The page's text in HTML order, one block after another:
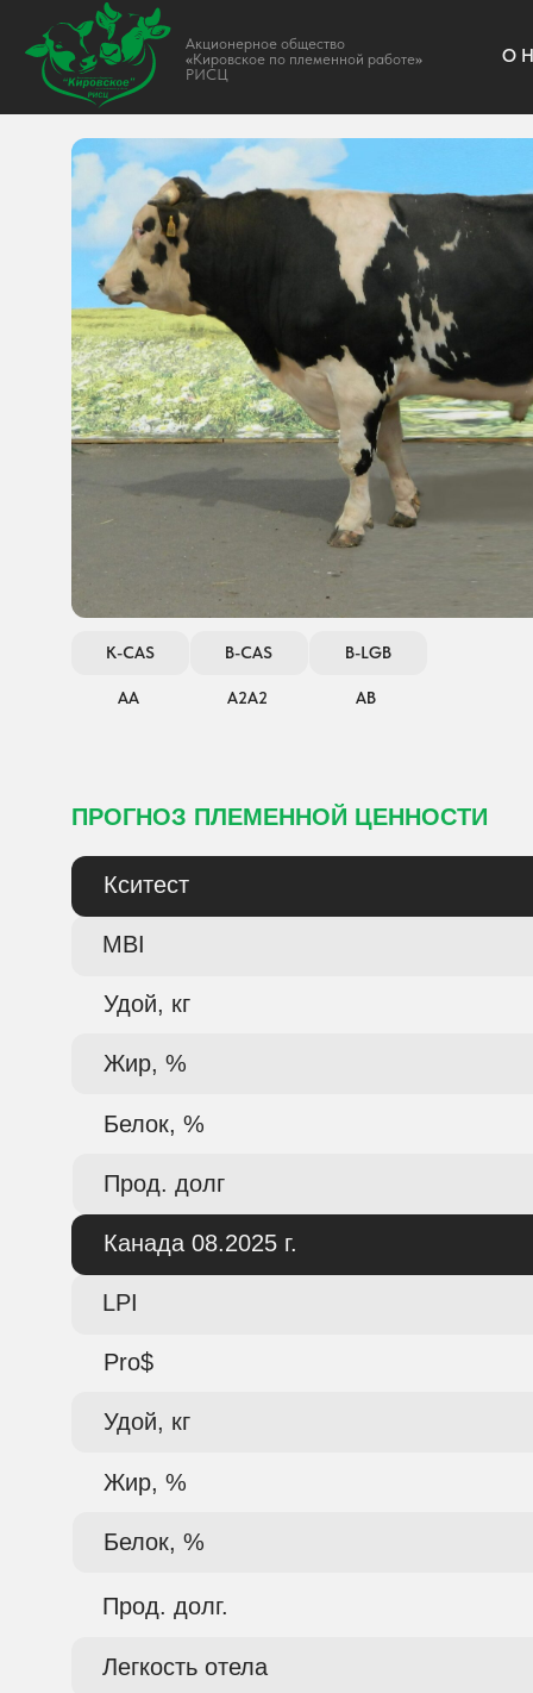
О НАС
Акционерное общество
Кировское по племенной работе»
РИСЦ
ПРОГНОЗ ПЛЕМЕННОЙ ЦЕННОСТИ
B-LGB
А2А2
АА АВ
B-CAS
K-CAS
Легкость отела
Прод. долг.
Белок, %
Жир, %
Удой, кг
Pro$
LPI
Канада 08.2025 г.
Прод. долг
Белок, %
Жир, %
Удой, кг
MBI
Кситест